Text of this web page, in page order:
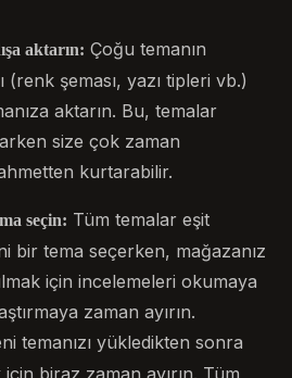
aktarın: Çoğu temanın
(renk şeması, yazı tipleri vb.)
aktarın. Bu, temalar
size çok zaman
kurtarabilir.
seçin: Tüm temalar eşit
bir tema seçerken, mağazanız
için incelemeleri okumaya
zaman ayırın.
temanızı yükledikten sonra
biraz zaman ayırın. Tüm